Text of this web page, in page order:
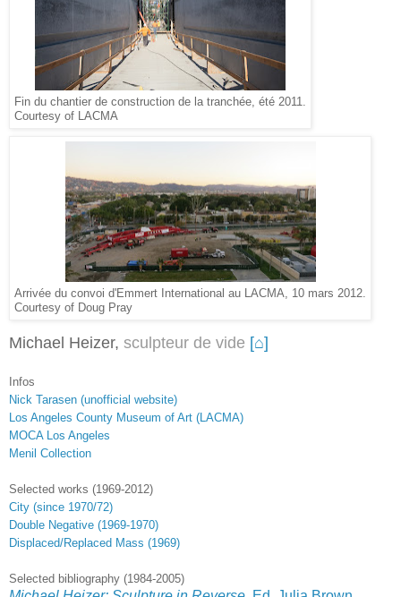
Fin du chantier de construction de la tranchée, été 2011.
Courtesy of LACMA
Arrivée du convoi d'Emmert International au LACMA, 10 mars 2012.
Courtesy of Doug Pray
Michael Heizer, sculpteur de vide [⌂]
Infos
Nick Tarasen (unofficial website)
Los Angeles County Museum of Art (LACMA)
MOCA Los Angeles
Menil Collection
Selected works (1969-2012)
City (since 1970/72)
Double Negative (1969-1970)
Displaced/Replaced Mass (1969)
Selected bibliography (1984-2005)